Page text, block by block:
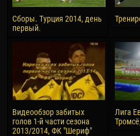
Сборы. Турция 2014, день
первый.
Видеообзор забитых
голов 1-й части сезона
2013/2014, ФК "Шериф"
Лига